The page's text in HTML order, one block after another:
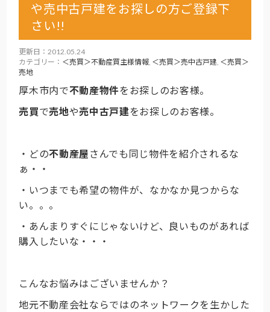
や売中古戸建をお探しの方ご登録下
さい!!
更新日：2012.05.24
カテゴリー： ＜売買＞不動産買主様情報 ＜売買＞売中古戸建 ＜売買＞
売地
厚木市内で不動産物件をお探しのお客様。
売買で売地や売中古戸建をお探しのお客様。
・どの不動産屋 さんでも同じ物件を紹介されるな
ぁ・・
・いつまでも希望の物件が、なかなか見つからな
い。。。
・あんまりすぐにじゃないけど、良いものがあれば
購入したいな・・・
こんなお悩みはございませんか？
地元不動産会社ならではのネットワークを生かした